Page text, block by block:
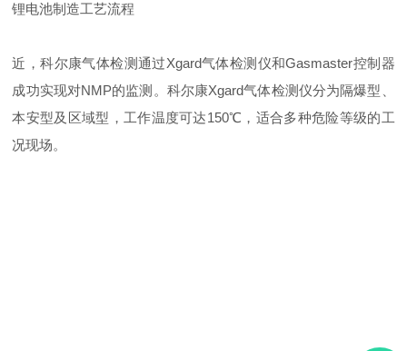
锂电池制造工艺流程
近，科尔康气体检测通过Xgard气体检测仪和Gasmaster控制器
成功实现对NMP的监测。科尔康Xgard气体检测仪分为隔爆型、
本安型及区域型，工作温度可达150℃，适合多种危险等级的工
况现场。